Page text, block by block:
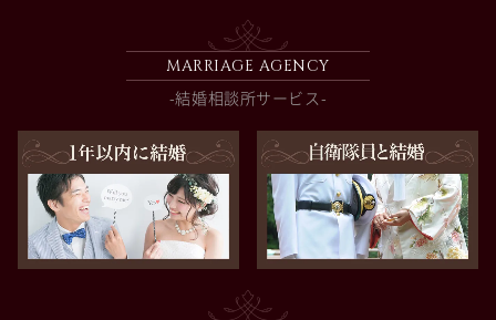
MARRIAGE AGENCY
-結婚相談所サービス-